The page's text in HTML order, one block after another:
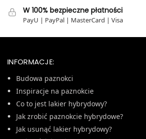
W 100% bezpieczne płatności
PayU | PayPal | MasterCard | Visa
INFORMACJE:
Budowa paznokci
Inspiracje na paznokcie
Co to jest lakier hybrydowy?
Jak zrobić paznokcie hybrydowe?
Jak usunąć lakier hybrydowy?